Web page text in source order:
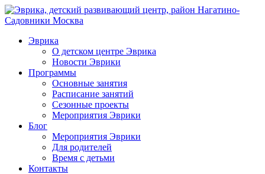
Эврика
О детском центре Эврика
Новости Эврики
Программы
Основные занятия
Расписание занятий
Сезонные проекты
Мероприятия Эврики
Блог
Мероприятия Эврики
Для родителей
Время с детьми
Контакты